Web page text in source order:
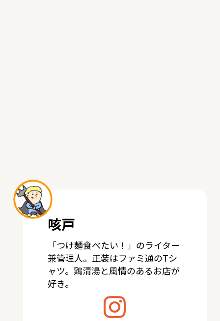
咳戸
「つけ麺食べたい！」のライター
兼管理人。正装はファミ通のTシ
ャツ。鶏清湯と風情のあるお店が
好き。